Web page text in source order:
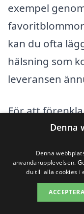
exempel
kan du ofta
hälsning som
leveransen
För att
viktiga
floristen
Denna
Denna
användarupplevelsen.
du till alla cookies i